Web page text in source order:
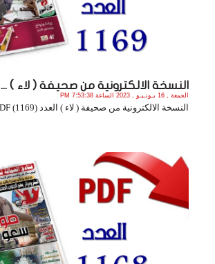
النسخة الالكترونية من صحيفة ( لاء ) ...
الجمعة , 16 يـونـيـو , 2023 الساعة 7:53:38 PM
النسخة الالكترونية من صحيفة ( لاء ) العدد (1169) PDF. .